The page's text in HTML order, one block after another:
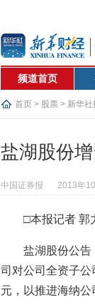
频道首页
首页 > 股票 > 新华社
盐湖股份
中国证券报 2013年
□本报记者 郭
盐湖股份公告
司对公司全资子
元，以推进海纳公